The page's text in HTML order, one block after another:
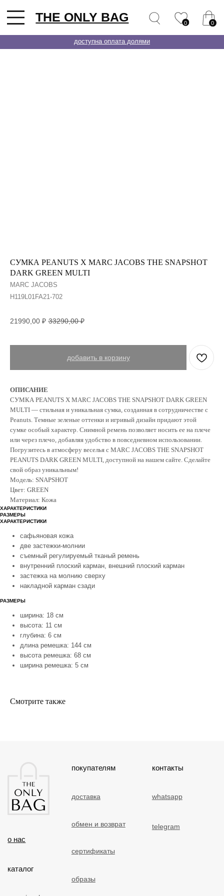
THE ONLY BAG
СУМКА PEANUTS X MARC JACOBS THE SNAPSHOT
DARK GREEN MULTI
MARC JACOBS
H119L01FA21-702
21990,00 ₽ 33290,00 ₽
добавить в корзину
ОПИСАНИЕ
СУМКА PEANUTS X MARC JACOBS THE SNAPSHOT DARK GREEN
MULTI — стильная и уникальная сумка, созданная в сотрудничестве с
Peanuts. Темные зеленые оттенки и игривый дизайн придают этой
сумке особый характер. Снимной ремень позволяет носить ее на плече
или через плечо, добавляя удобство в повседневном использовании.
Погрузитесь в атмосферу веселья с MARC JACOBS THE SNAPSHOT
PEANUTS DARK GREEN MULTI, доступной на нашем сайте. Сделайте
свой образ уникальным!
Модель: SNAPSHOT
Цвет: GREEN
Материал: Кожа
ХАРАКТЕРИСТИКИ
РАЗМЕРЫ
ХАРАКТЕРИСТИКИ
сафьяновая кожа
две застежки-молнии
съемный регулируемый тканый ремень
внутренний плоский карман, внешний плоский карман
застежка на молнию сверху
накладной карман сзади
РАЗМЕРЫ
ширина: 18 см
высота: 11 см
глубина: 6 см
длина ремешка: 144 см
высота ремешка: 68 см
ширина ремешка: 5 см
Смотрите также
о нас
marс jacobs
whatsapp
покупателям
доставка
обмен и возврат
образы
гарантии и уход
размеры